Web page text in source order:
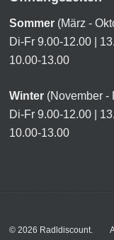
Sommer (März -
Di-Fr 9.00-
10.00-13.00
Winter (November -
Di-Fr 9.00-
10.00-13.00
© 2026 Radldiscount.